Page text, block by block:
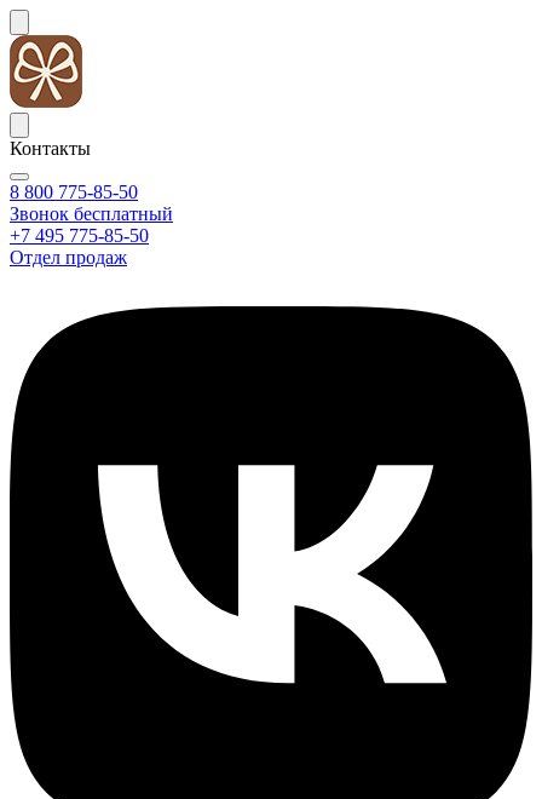
Контакты
8 800 775-85-50
Звонок бесплатный
+7 495 775-85-50
Отдел продаж